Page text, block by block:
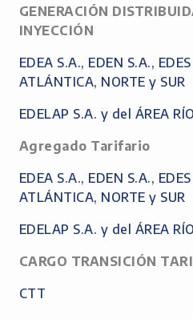
GENERACIÓN
INYECCIÓN
EDEA S.A., EDEN S.A.,
ATLÁNTICA, NORTE y SUR
EDELAP S.A. y del ÁREA
Agregado Tarifario
EDEA S.A., EDEN S.A.,
ATLÁNTICA, NORTE y SUR
EDELAP S.A. y del ÁREA
CARGO TRANSICIÓN
CTT